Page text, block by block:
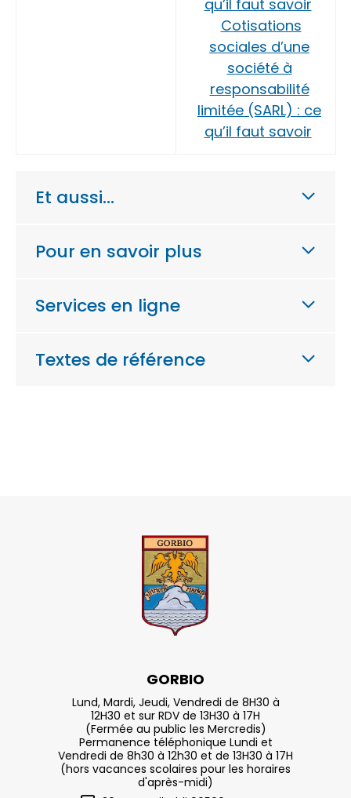
qu’il faut savoir
Cotisations
sociales d’une
société à
responsabilité
limitée (SARL) : ce
qu’il faut savoir
Et aussi…
Pour en savoir plus
Services en ligne
Textes de référence
GORBIO
Lund, Mardi, Jeudi, Vendredi de 8H30 à
12H30 et sur RDV de 13H30 à 17H
(Fermée au public les Mercredis)
Permanence téléphonique Lundi et
Vendredi de 8h30 à 12h30 et de 13H30 à 17H
(hors vacances scolaires pour les horaires
d'après-midi)